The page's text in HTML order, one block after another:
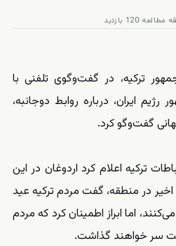
·120 بازدید
ترکیه، در گفت‌وگوی تلفنی با
ایران، درباره روابط دوجانبه،
گفت‌وگو کرد.
ترکیه اعلام کرد اردوغان در این
در منطقه، گفت مردم ترکیه عید
اما ابراز اطمینان کرد که مردم
سر خواهند گذاشت.